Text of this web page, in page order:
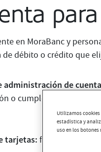
en MoraBanc y
débito o crédito que
administración de cuenta
o cumples ciertos
tarjetas: fútbol, básquet y
Utilizamos
estadística y
uso en los